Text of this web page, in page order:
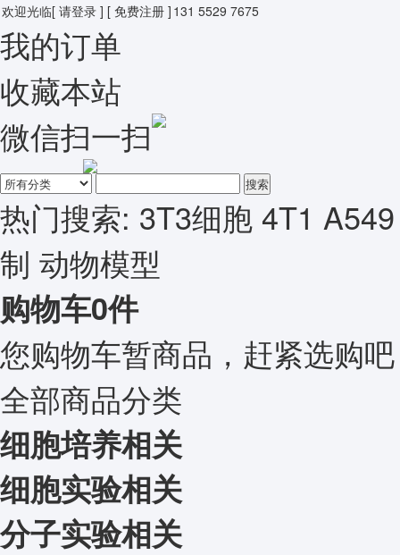
欢迎光临[ 请登录 ] [ 免费注册 ] 131 5529 7675
我的订单
收藏本站
微信扫一扫
搜索
热门搜索: 3T3细胞 4T1 A549
制 动物模型
购物车0件
您购物车暂商品，赶紧选购
全部商品分类
细胞培养相关
细胞实验相关
分子实验相关